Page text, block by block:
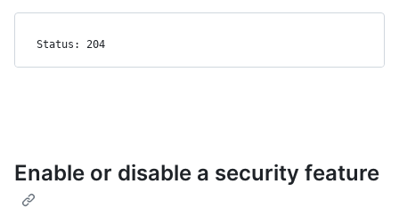
Status: 204
Enable or disable a security feature